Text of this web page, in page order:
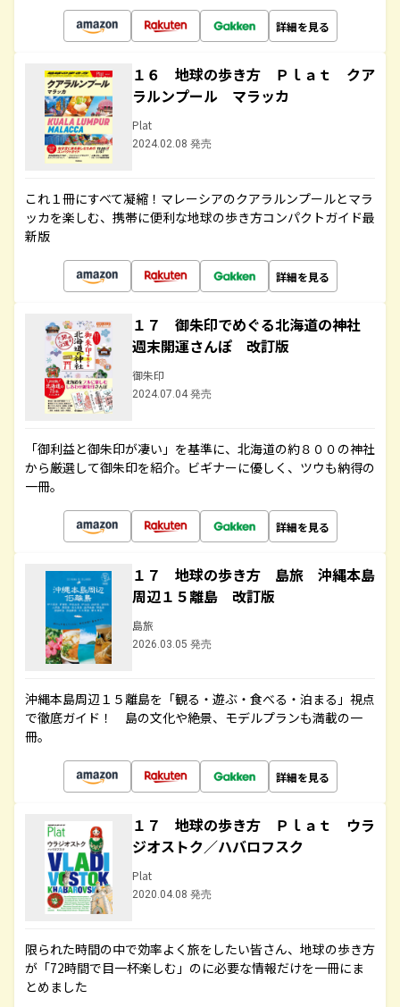
詳細を見る
１６ 地球の歩き方 Ｐｌａｔ クア
ラルンプール マラッカ
Plat
2024.02.08 発売
これ１冊にすべて凝縮！マレーシアのクアラルンプールとマラ
ッカを楽しむ、携帯に便利な地球の歩き方コンパクトガイド最
新版
詳細を見る
１７ 御朱印でめぐる北海道の神社
週末開運さんぽ 改訂版
御朱印
2024.07.04 発売
「御利益と御朱印が凄い」を基準に、北海道の約８００の神社
から厳選して御朱印を紹介。ビギナーに優しく、ツウも納得の
一冊。
詳細を見る
１７ 地球の歩き方 島旅 沖縄本島
周辺１５離島 改訂版
島旅
2026.03.05 発売
沖縄本島周辺１５離島を「観る・遊ぶ・食べる・泊まる」視点
で徹底ガイド！ 島の文化や絶景、モデルプランも満載の一
冊。
詳細を見る
１７ 地球の歩き方 Ｐｌａｔ ウラ
ジオストク／ハバロフスク
Plat
2020.04.08 発売
限られた時間の中で効率よく旅をしたい皆さん、地球の歩き方
が「72時間で目一杯楽しむ」のに必要な情報だけを一冊にま
とめました